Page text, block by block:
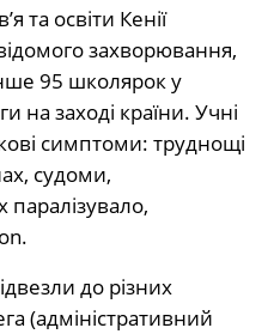
та освіти Кенії
захворювання,
95 школярок у
на заході країни. Учні
симптоми: труднощі
судоми,
до різних
(адміністративний